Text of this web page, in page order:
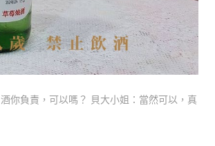
你負責，可以嗎？ 貝大小姐：當然可以，真